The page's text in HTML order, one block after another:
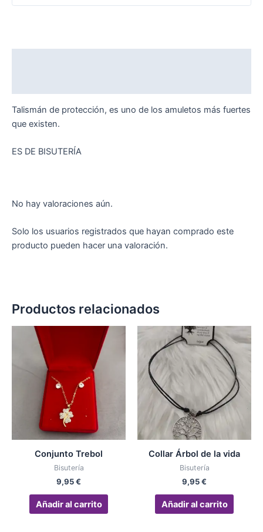
Talismán de protección, es uno de los amuletos más fuertes
que existen.
ES DE BISUTERÍA
No hay valoraciones aún.
Solo los usuarios registrados que hayan comprado este
producto pueden hacer una valoración.
Productos relacionados
Conjunto Trebol
Bisutería
9,95€
Añadir al carrito
Collar Árbol de la vida
Bisutería
9,95€
Añadir al carrito